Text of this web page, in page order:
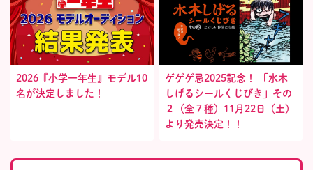
2026『小学一年生』モデル10
名が決定しました！
ゲゲゲ忌2025記念！ 「水木
しげるシールくじびき」その
２（全７種）11月22日（土）
より発売決定！！